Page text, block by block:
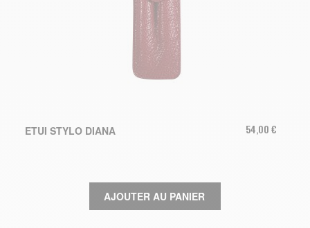
ETUI STYLO DIANA 54,00 €
AJOUTER AU PANIER